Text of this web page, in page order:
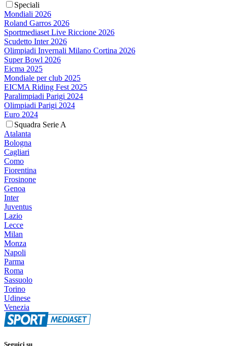
Speciali
Mondiali 2026
Roland Garros 2026
Sportmediaset Live Riccione 2026
Scudetto Inter 2026
Olimpiadi Invernali Milano Cortina 2026
Super Bowl 2026
Eicma 2025
Mondiale per club 2025
EICMA Riding Fest 2025
Paralimpiadi Parigi 2024
Olimpiadi Parigi 2024
Euro 2024
Squadra Serie A
Atalanta
Bologna
Cagliari
Como
Fiorentina
Frosinone
Genoa
Inter
Juventus
Lazio
Lecce
Milan
Monza
Napoli
Parma
Roma
Sassuolo
Torino
Udinese
Venezia
Seguici su